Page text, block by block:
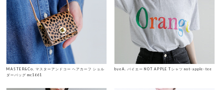
MASTER&Co. マスターアンドコー ヘアカーフ ショル
ダーバッグ mc1661
byeA. バイエー NOT APPLE Tシャツ not-apple-tee